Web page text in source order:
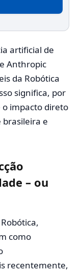
artificial de
Anthropic
da Robótica
significa, por
o impacto direto
brasileira e
– ou
como
recentemente,